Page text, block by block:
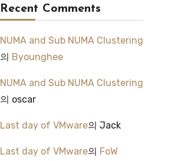
Recent Comments
NUMA and Sub NUMA Clustering
의 Byounghee
NUMA and Sub NUMA Clustering
의 oscar
Last day of VMware의 Jack
Last day of VMware의 FoW